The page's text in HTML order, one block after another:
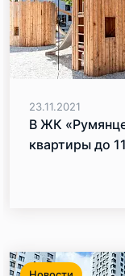
23.11.2021
В ЖК
квартиры до